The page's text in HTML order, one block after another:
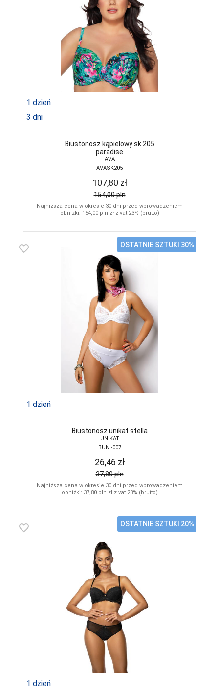
1 dzień
3 dni
Biustonosz kąpielowy sk 205
paradise
AVA
AVASK205
107,80 zł
154,00pln
Najniższa cena w okresie 30 dni przed wprowadzeniem
obniżki: 154,00 pln zł z vat 23% (brutto)
favorite_border OSTATNIE SZTUKI 30%
1 dzień
Biustonosz unikat stella
UNIKAT
BUNI-007
26,46 zł
37,80pln
Najniższa cena w okresie 30 dni przed wprowadzeniem
obniżki: 37,80 pln zł z vat 23% (brutto)
favorite_border OSTATNIE SZTUKI 20%
1 dzień